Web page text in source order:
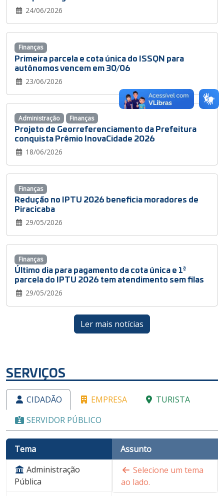
24/06/2026
Primeira parcela e cota única do ISSQN para
autônomos vencem em 30/06
23/06/2026
Finanças
Projeto de Georreferenciamento da Prefeitura
conquista Prêmio InovaCidade 2026
18/06/2026
Administração Finanças
Redução no IPTU 2026 beneficia moradores de
Piracicaba
29/05/2026
Finanças
Último dia para pagamento da cota única e 1ª
parcela do IPTU 2026 tem atendimento sem filas
29/05/2026
Finanças
Ler mais notícias
SERVIÇOS
CIDADÃO EMPRESA
TURISTA
SERVIDOR PÚBLICO
Tema
Administração
Pública
Assunto
Selecione um tema
ao lado.